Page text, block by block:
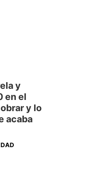
y
en el
y lo
acaba